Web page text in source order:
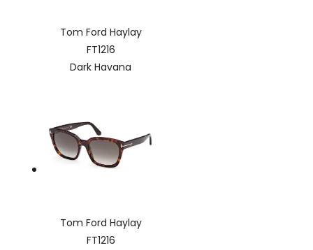
Tom Ford Haylay
FT1216
Dark Havana
Tom Ford Haylay
FT1216